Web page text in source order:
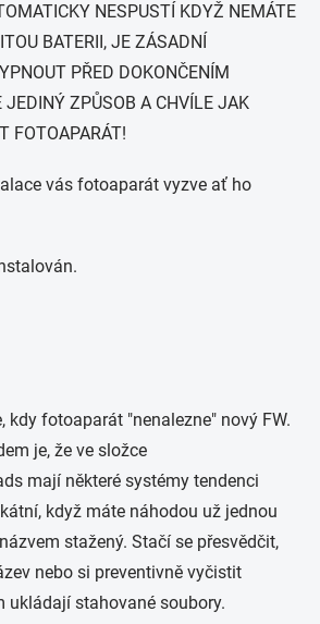
NESPUSTÍ KDYŽ NEMÁTE
BATERII, JE ZÁSADNÍ
PŘED DOKONČENÍM
JEDINÝ ZPŮSOB A CHVÍLE JAK
FOTOAPARÁT!
vás fotoaparát vyzve ať ho
kdy fotoaparát "nenalezne" nový FW.
je, že ve složce
mají některé systémy tendenci
když máte náhodou už jednou
stažený. Stačí se přesvědčit,
nebo si preventivně vyčistit
ukládají stahované soubory.